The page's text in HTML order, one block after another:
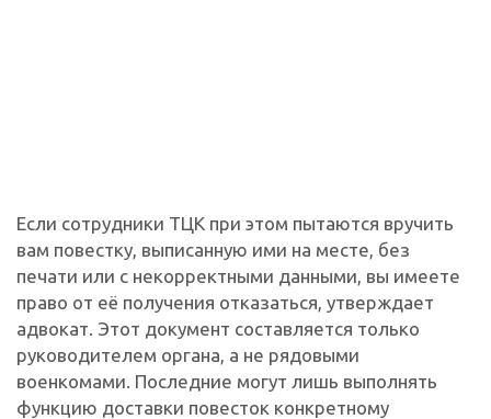
Если сотрудники ТЦК при этом пытаются вручить
вам повестку, выписанную ими на месте, без
печати или с некорректными данными, вы имеете
право от её получения отказаться, утверждает
адвокат. Этот документ составляется только
руководителем органа, а не рядовыми
военкомами. Последние могут лишь выполнять
функцию доставки повесток конкретному